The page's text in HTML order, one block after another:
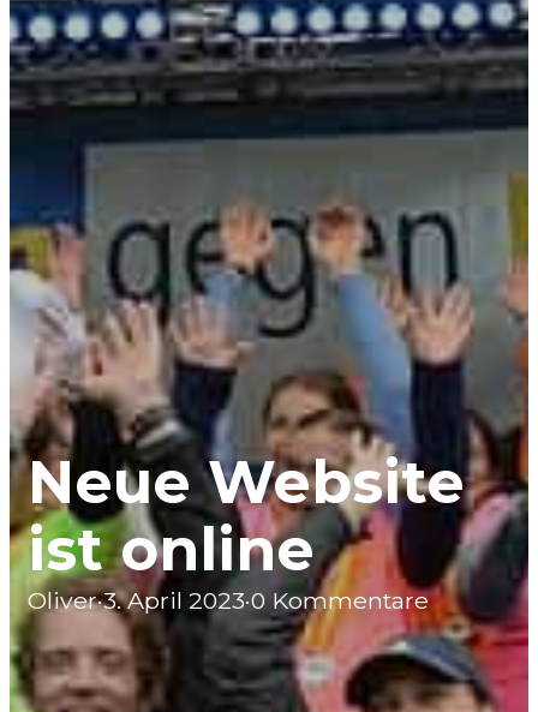
Neue Website
ist online
Oliver·3. April 2023·0 Kommentare